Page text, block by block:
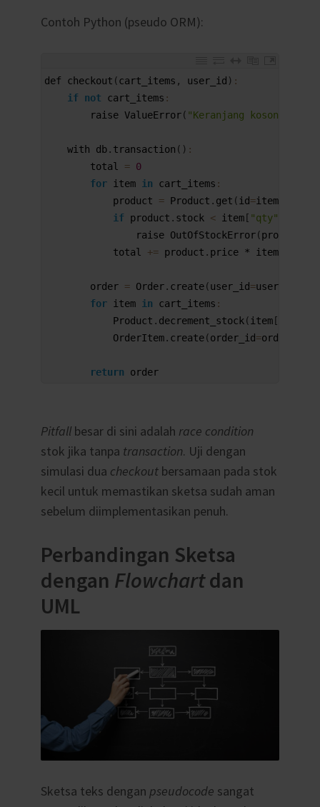
Contoh Python (pseudo ORM):
def checkout (cart_items , user_id ) :
if
not cart_items :
raise ValueError( "Keranjang kosong"
with db. transaction ( ) :
total
= 0
for
item in cart_items :
product
= Product . get ( id=item[
if
product . stock < item[ "qty"
raise OutOfStockError(product
total
+= product . price * item[
order = Order. create(user_id=user_id
for
item in cart_items :
Product . decrement_stock ( item[
OrderItem. create(order_id=order
return order
Pitfallbesar di sini adalah race condition
stok jika tanpa transaction. Uji dengan
simulasi dua checkoutbersamaan pada stok
kecil untuk memastikan sketsa sudah aman
sebelum diimplementasikan penuh.
Perbandingan Sketsa
dengan Flowchartdan
UML
Sketsa teks dengan pseudocode sangat